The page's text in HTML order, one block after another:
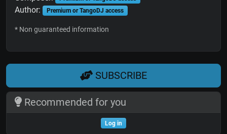
Author: Premium or TangoDJ access
* Non guaranteed information
SUBSCRIBE
Recommended for you
Log in